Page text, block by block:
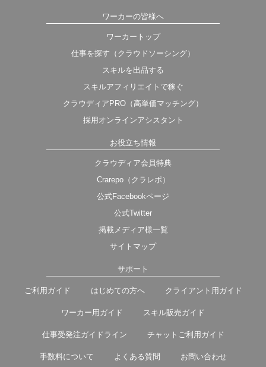
ワーカーの皆様へ
ワーカートップ
仕事を探す（クラウドソーシング）
スキルを出品する
スキルアフィリエイトで稼ぐ
クラウディアPRO（高単価マッチング）
採用オンラインアシスタント
お役立ち情報
クラウディア会員特典
Crarepo（クラレポ）
公式Facebookページ
公式Twitter
掲載メディア様一覧
サイトマップ
サポート
ご利用ガイド はじめての方へ クライアント用ガイド
ワーカー用ガイド スキル販売ガイド
仕事受発注ガイドライン チャットご利用ガイド
手数料について よくある質問 お問い合わせ